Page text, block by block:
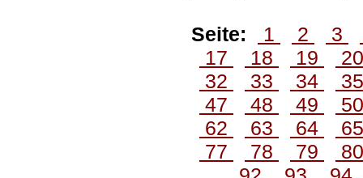
Seite: 1 2 3
17
18 19
32
33 34
47
48 49
62
63 64
77
78 79